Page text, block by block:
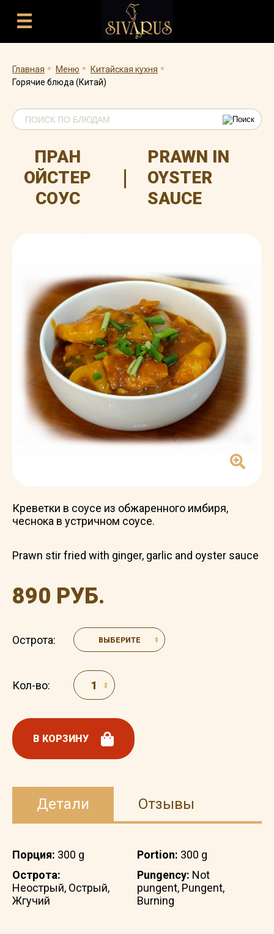
Главная . Меню . Китайская кухня .
Горячие блюда (Китай)
ПРАН
ОЙСТЕР
СОУС
|
PRAWN IN
OYSTER
SAUCE
Креветки в соусе из обжаренного имбиря,
чеснока в устричном соусе.
Prawn stir fried with ginger, garlic and oyster sauce
890 РУБ.
Острота: ВЫБЕРИТЕ
Кол-во:
В КОРЗИНУ
Детали Отзывы
Порция: 300 g
Острота:
Неострый, Острый,
Жгучий
Portion: 300 g
Pungency: Not
pungent, Pungent,
Burning